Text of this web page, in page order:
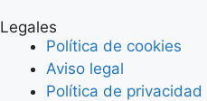
Legales
Política de cookies
Aviso legal
Política de privacidad